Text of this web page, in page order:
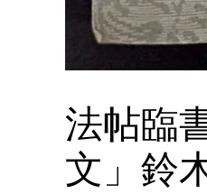
法帖臨
文」鈴